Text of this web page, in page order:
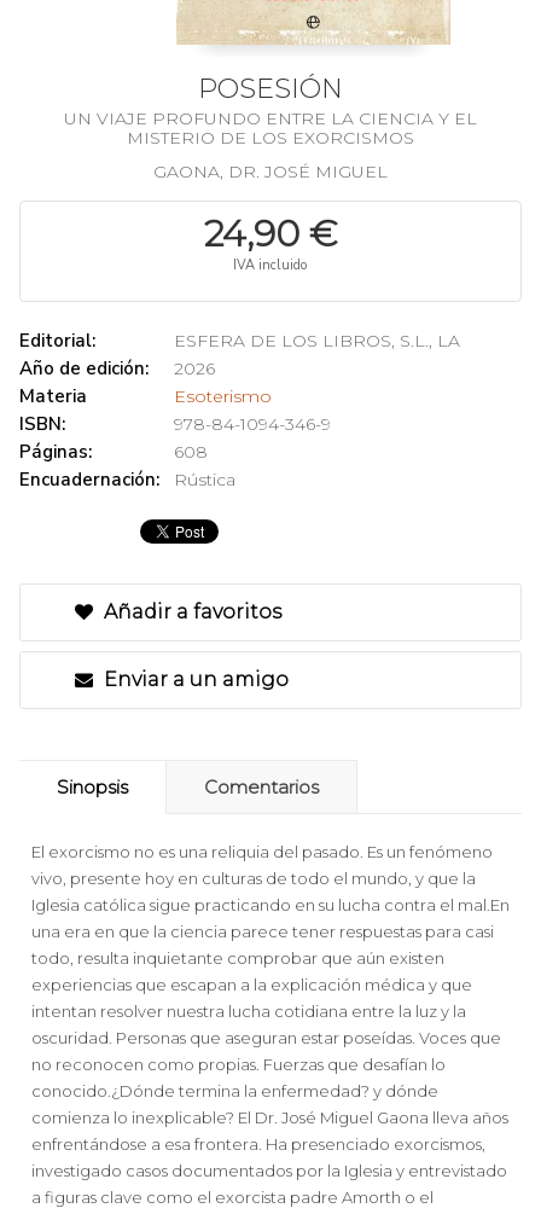
POSESIÓN
UN VIAJE PROFUNDO ENTRE LA CIENCIA Y EL
MISTERIO DE LOS EXORCISMOS
GAONA, DR. JOSÉ MIGUEL
24,90 €
IVA incluido
Editorial: ESFERA DE LOS LIBROS, S.L., LA
Año de edición: 2026
Materia Esoterismo
ISBN: 978-84-1094-346-9
Páginas: 608
Encuadernación: Rústica
Añadir a favoritos
Enviar a un amigo
Sinopsis Comentarios
El exorcismo no es una reliquia del pasado. Es un fenómeno
vivo, presente hoy en culturas de todo el mundo, y que la
Iglesia católica sigue practicando en su lucha contra el mal.En
una era en que la ciencia parece tener respuestas para casi
todo, resulta inquietante comprobar que aún existen
experiencias que escapan a la explicación médica y que
intentan resolver nuestra lucha cotidiana entre la luz y la
oscuridad. Personas que aseguran estar poseídas. Voces que
no reconocen como propias. Fuerzas que desafían lo
conocido.¿Dónde termina la enfermedad? y dónde
comienza lo inexplicable? El Dr. José Miguel Gaona lleva años
enfrentándose a esa frontera. Ha presenciado exorcismos,
investigado casos documentados por la Iglesia y entrevistado
a figuras clave como el exorcista padre Amorth o el